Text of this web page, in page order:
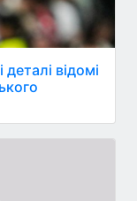
деталі відомі